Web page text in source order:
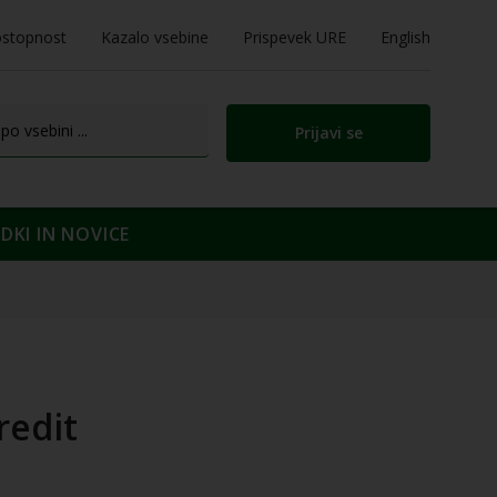
Kazalo vsebine Prispevek URE English
Prijavi se
IN NOVICE